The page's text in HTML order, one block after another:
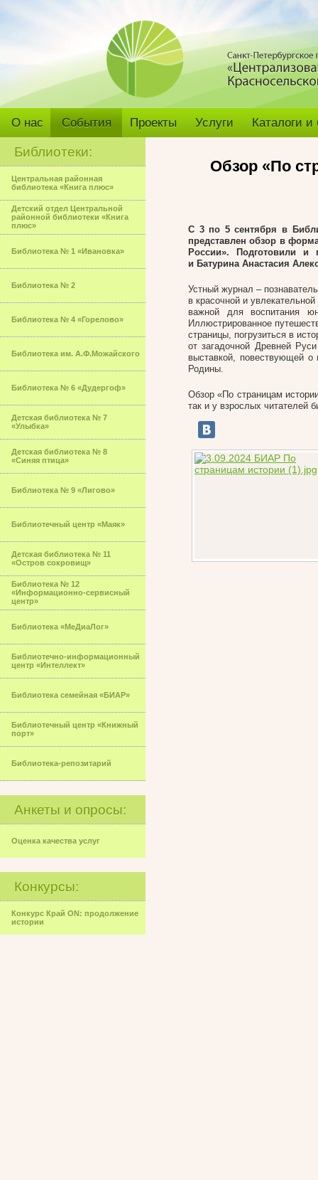
О нас События Проекты Услуги Каталоги
Библиотеки:
Центральная районная
библиотека «Книга плюс»
Детский отдел Центральной
районной библиотеки «Книга
плюс»
Библиотека № 1 «Ивановка»
Библиотека № 2
Библиотека № 4 «Горелово»
Библиотека им. А.Ф.Можайского
Библиотека № 6 «Дудергоф»
Детская библиотека № 7
«Улыбка»
Детская библиотека № 8
«Синяя птица»
Библиотека № 9 «Лигово»
Библиотечный центр «Маяк»
Детская библиотека № 11
«Остров сокровищ»
Библиотека № 12
«Информационно-сервисный
центр»
Библиотека «МеДиаЛог»
Библиотечно-информационный
центр «Интеллект»
Библиотека семейная «БИАР»
Библиотечный центр «Книжный
порт»
Библиотека-репозитарий
Анкеты и опросы:
Оценка качества услуг
Конкурсы:
Конкурс Край ON: продолжение
истории
Обзор «По
С 3 по 5 сентября в
представлен обзор в
России». Подготовили и
и Батурина Анастасия
Устный журнал –
в красочной и
важной для воспитания
Иллюстрированное
страницы, погрузиться в
от загадочной Древней
выставкой, повествующей о
Родины.
Обзор «По страницам
так и у взрослых читателей